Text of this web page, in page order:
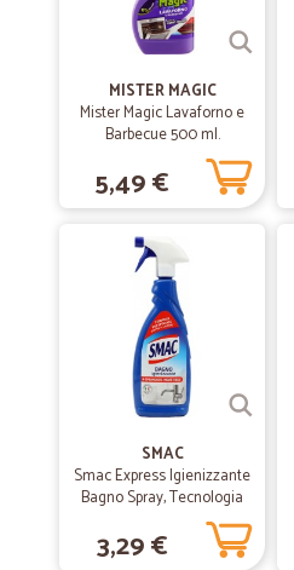
MISTER MAGIC
Mister Magic Lavaforno e
Barbecue 500 ml.
5,49 €
SMAC
Smac Express Igienizzante
Bagno Spray, Tecnologia
Zero Aloni, Azione
Anticalcare, 650 ml.
3,29 €